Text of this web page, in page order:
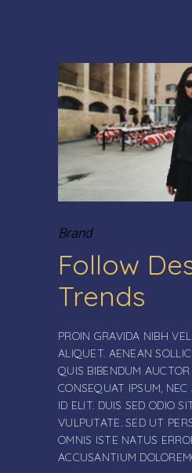
Brand
Follow
Trends
PROIN GRAVIDA NIBH
ALIQUET. AENEAN
QUIS BIBENDUM
CONSEQUAT IPSUM,
ID ELIT. DUIS SED ODIO
VULPUTATE. SED UT
OMNIS ISTE NATUS
ACCUSANTIUM